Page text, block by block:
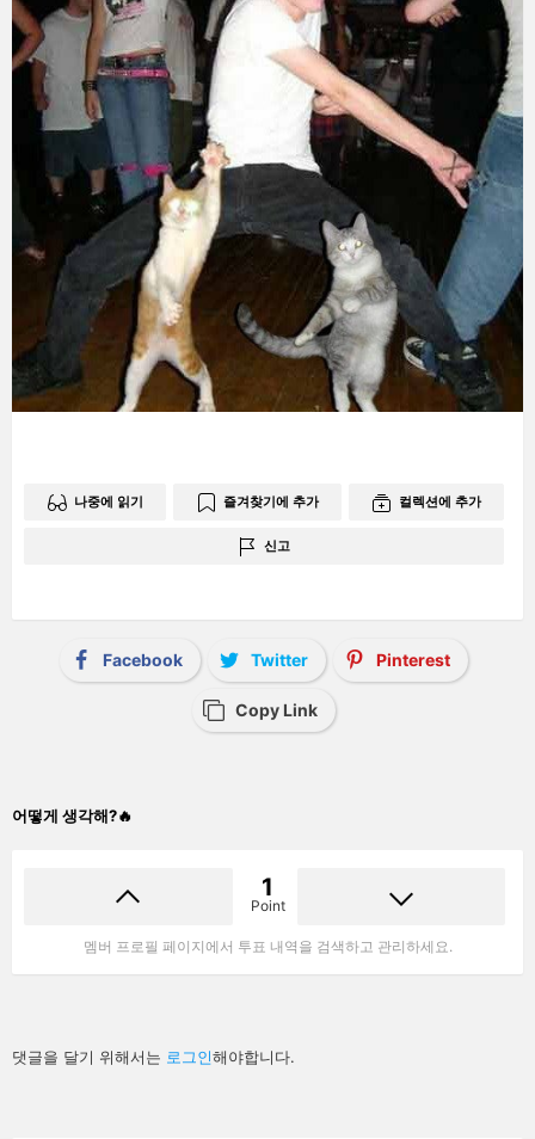
나중에 읽기 즐겨찾기에 추가 컬렉션에 추가
신고
Facebook Twitter Pinterest
Copy Link
어떻게 생각해?🔥
1
Point
멤버 프로필 페이지에서 투표 내역을 검색하고 관리하세요.
답
글
댓글을 달기 위해서는 로그인해야합니다.